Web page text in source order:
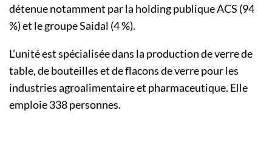
détenue notamment par la holding publique ACS (94
%) et le groupe Saidal (4 %).
L’unité est spécialisée dans la production de verre de
table, de bouteilles et de flacons de verre pour les
industries agroalimentaire et pharmaceutique. Elle
emploie 338 personnes.